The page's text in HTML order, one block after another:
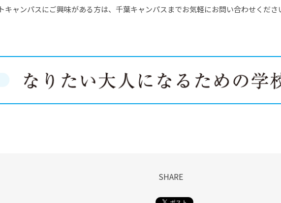
キャンパスにご興味がある方は、千葉キャンパスまでお気軽にお問い合わせくださ
SHARE